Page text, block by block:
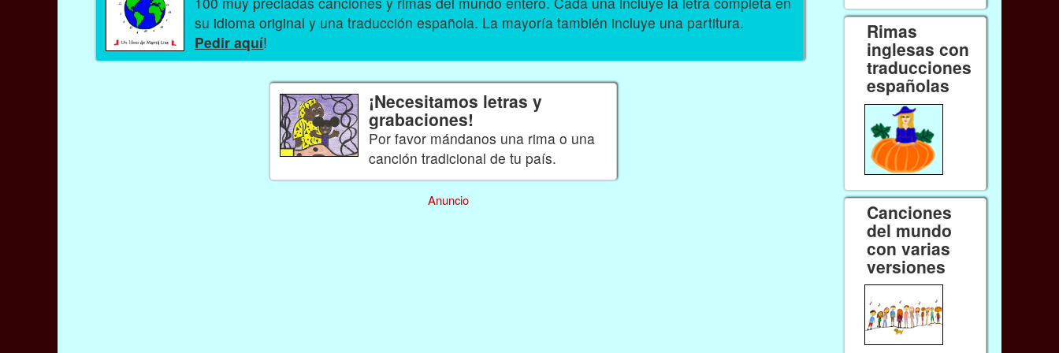
su idioma original y una traducción española. La mayoría también incluye una partitura.
Pedir aquí!
¡Necesitamos letras y
grabaciones!
Por favor mándanos una rima o una
canción tradicional de tu país.
Anuncio
Rimas
inglesas con
traducciones
españolas
Canciones
del mundo
con varias
versiones